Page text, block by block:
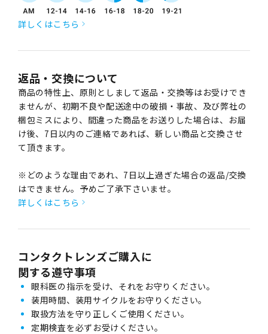
詳しくはこちら
返品・交換について
商品の特性上、原則としまして返品・交換等はお受けでき
ませんが、初期不良や配送途中の破損・事故、及び弊社の
梱包ミスにより、間違った商品をお送りした場合は、お届
け後、7日以内のご連絡であれば、新しい商品と交換させ
て頂きます。
※どのような理由であれ、7日以上過ぎた場合の返品/交換
はできません。予めご了承下さいませ。
詳しくはこちら
コンタクトレンズご購入に
関する遵守事項
眼科医の指示を受け、それをお守りください。
装用時間、装用サイクルをお守りください。
取扱方法を守り正しくご使用ください。
定期検査を必ずお受けください。